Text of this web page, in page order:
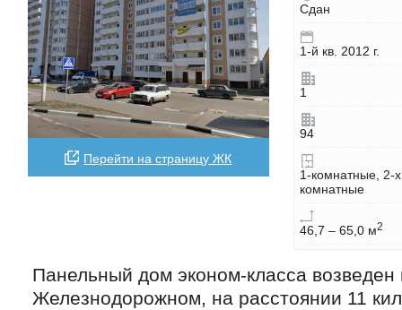
Перейти на страницу ЖК
Сдан
1-й кв. 2012 г.
1
94
1-комнатные, 2-х
комнатные
46,7 – 65,0 м2
Панельный дом эконом-класса возведен
Железнодорожном, на расстоянии 11